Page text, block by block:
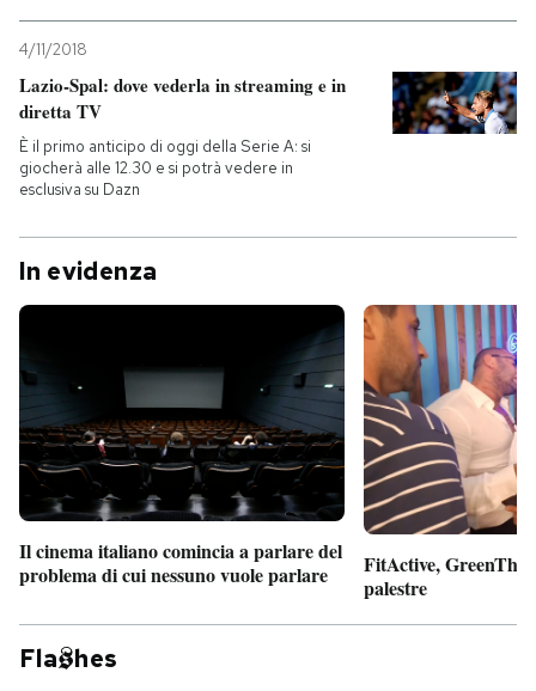
4/11/2018
Lazio-Spal: dove vederla in streaming e in
diretta TV
È il primo anticipo di oggi della Serie A: si
giocherà alle 12.30 e si potrà vedere in
esclusiva su Dazn
In evidenza
Il cinema italiano comincia a parlare del
problema di cui nessuno vuole parlare
FitActive,
palestre
Fla hes